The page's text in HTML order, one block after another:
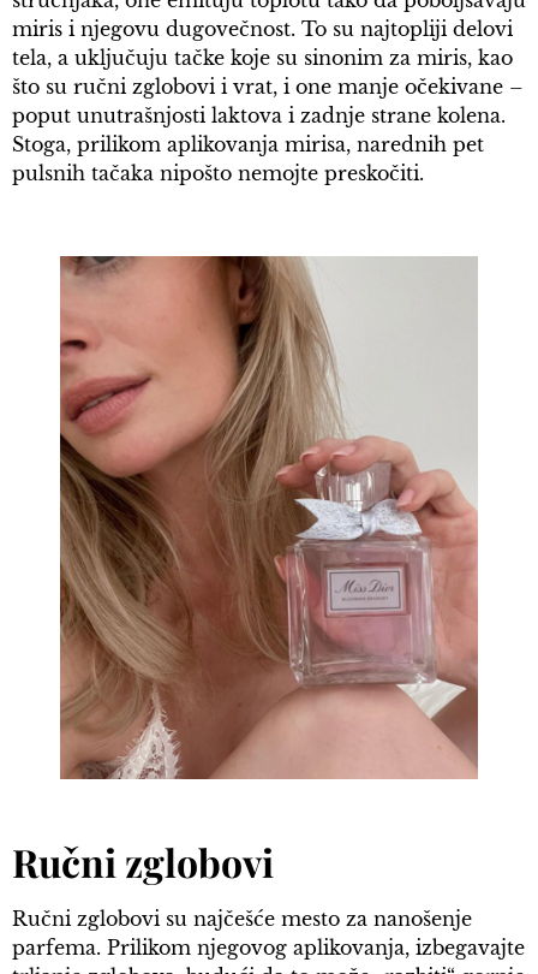
miris i njegovu dugovečnost. To su najtopliji delovi
tela, a uključuju tačke koje su sinonim za miris, kao
što su ručni zglobovi i vrat, i one manje očekivane –
poput unutrašnjosti laktova i zadnje strane kolena.
Stoga, prilikom aplikovanja mirisa, narednih pet
pulsnih tačaka nipošto nemojte preskočiti.
Ručni zglobovi
Ručni zglobovi su najčešće mesto za nanošenje
parfema. Prilikom njegovog aplikovanja, izbegavajte